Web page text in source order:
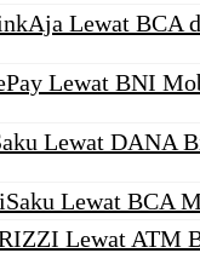
Lewat BCA
Lewat BNI
Lewat DANA
Lewat BCA
Lewat ATM